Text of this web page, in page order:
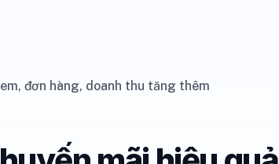
đơn hàng, doanh thu tăng thêm